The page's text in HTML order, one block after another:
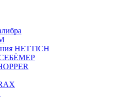
HETTICH